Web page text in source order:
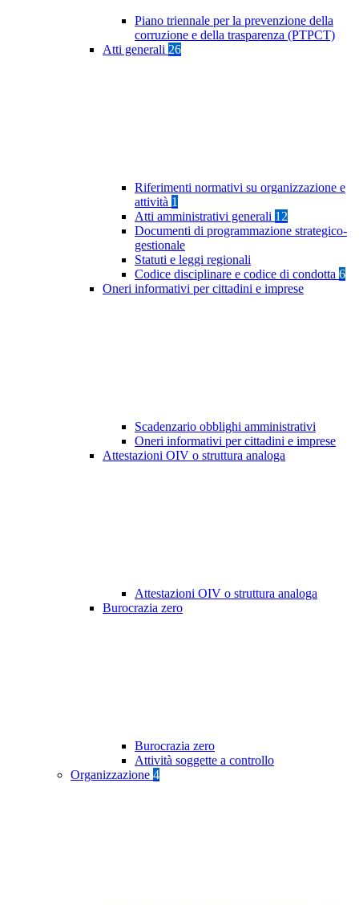
Piano triennale per la prevenzione della
corruzione e della trasparenza (PTPCT)
Atti generali 26
Riferimenti normativi su organizzazione e
attività 1
Atti amministrativi generali 12
Documenti di programmazione strategico-
gestionale
Statuti e leggi regionali
Codice disciplinare e codice di condotta 6
Oneri informativi per cittadini e imprese
Scadenzario obblighi amministrativi
Oneri informativi per cittadini e imprese
Attestazioni OIV o struttura analoga
Attestazioni OIV o struttura analoga
Burocrazia zero
Burocrazia zero
Attività soggette a controllo
Organizzazione 4